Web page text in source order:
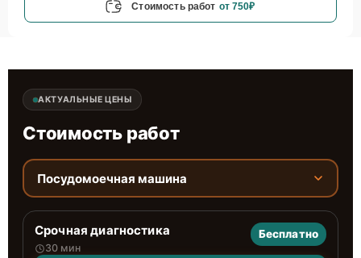
Стоимость работ от 750₽
АКТУАЛЬНЫЕ ЦЕНЫ
Стоимость работ
Посудомоечная машина
Срочная диагностика
30 мин
Бесплатно